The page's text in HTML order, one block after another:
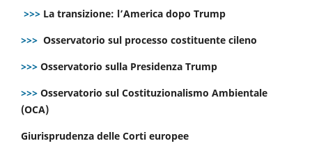
>>> La transizione: l’America dopo Trump
>>> Osservatorio sul processo costituente cileno
>>> Osservatorio sulla Presidenza Trump
>>> Osservatorio sul Costituzionalismo Ambientale
(OCA)
Giurisprudenza delle Corti europee